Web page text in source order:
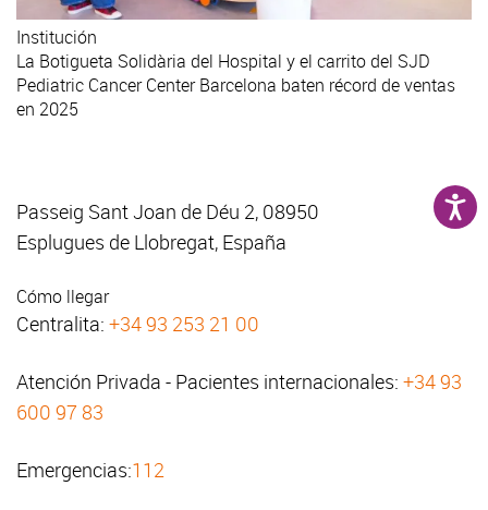
Institución
La Botigueta Solidària del Hospital y el carrito del SJD
Pediatric Cancer Center Barcelona baten récord de ventas
en 2025
Passeig Sant Joan de Déu 2, 08950
Esplugues de Llobregat, España
Cómo llegar
Centralita: +34 93 253 21 00
Atención Privada - Pacientes internacionales: +34 93
600 97 83
Emergencias:112